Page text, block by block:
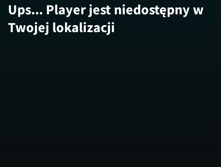
Ups... Player jest niedostępny w
Twojej lokalizacji